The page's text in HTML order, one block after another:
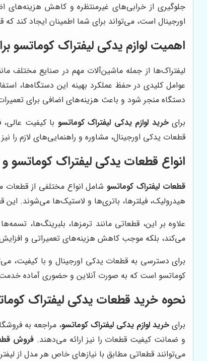
جلوگیری از خرابی‌های غیرمنتظره و کاهش هزینه‌های
اورجینال است، می‌تواند برای شما اطمینان ایجاد کند
اهمیت لوازم یدکی لیفتراک کوماتسو
لیفتراک‌ها از جمله ماشین‌آلات مهم در صنایع مختلف
عوامل کلیدی در حفظ عملکرد بهینه این دستگاه‌ها،
دستگاه منجر شود و باعث هزینه‌های اضافی برای
برای خرید لوازم یدکی لیفتراک کوماتسو با کیفیت
قطعات یدکی اورجینال، مشاوره و راهنمایی‌های لازم را
انواع قطعات یدکی لیفتراک کوماتسو و
قطعات لیفتراک کوماتسو شامل انواع مختلفی از
هیدرولیک، فیلترها، باتری‌ها و لاستیک‌ها می‌شوند. این
علاوه بر این، قطعاتی مانند ترمزها، بلبرینگ‌ها،
می‌کند، بلکه موجب کاهش هزینه‌های تعمیراتی و
برای دسترسی به قطعات یدکی اورجینال و با کیفیت،
کوماتسو است که به صورت آنلاین و حضوری آماده
نحوه خرید قطعات یدکی لیفتراک
برای خرید لوازم یدکی لیفتراک کوماتسو، مراجعه به
و ضمانت کیفیت قطعات را نیز ارائه می‌دهند. فروش
می‌توانند قطعاتی مطابق با نیازهای خاص هر مدل از